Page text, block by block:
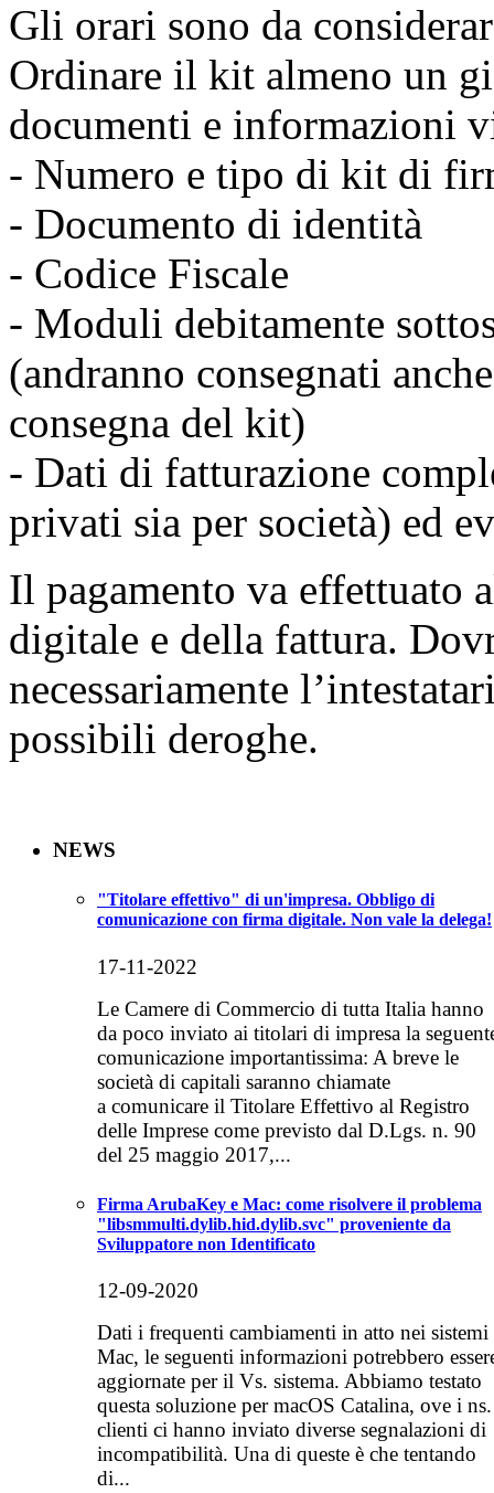
Gli orari sono da
Ordinare il kit almeno un
documenti e informazioni
- Numero e tipo di kit di
- Documento di identità
- Codice Fiscale
- Moduli debitamente
(andranno consegnati
consegna del kit)
- Dati di fatturazione
privati sia per società) ed
Il pagamento va effettuato
digitale e della fattura.
necessariamente
possibili deroghe.
NEWS
"Titolare effettivo" di un'impresa. Obbligo di
comunicazione con firma digitale. Non vale la delega!
17-11-2022
Le Camere di Commercio di tutta Italia hanno
da poco inviato ai titolari di impresa la
comunicazione importantissima: A breve le
società di capitali saranno chiamate
a comunicare il Titolare Effettivo al Registro
delle Imprese come previsto dal D.Lgs. n. 90
del 25 maggio 2017,...
Firma ArubaKey e Mac: come risolvere il problema
"libsmmulti.dylib.hid.dylib.svc" proveniente da
Sviluppatore non Identificato
12-09-2020
Dati i frequenti cambiamenti in atto nei sistemi
Mac, le seguenti informazioni potrebbero
aggiornate per il Vs. sistema. Abbiamo testato
questa soluzione per macOS Catalina, ove i ns.
clienti ci hanno inviato diverse segnalazioni di
incompatibilità. Una di queste è che tentando
di...